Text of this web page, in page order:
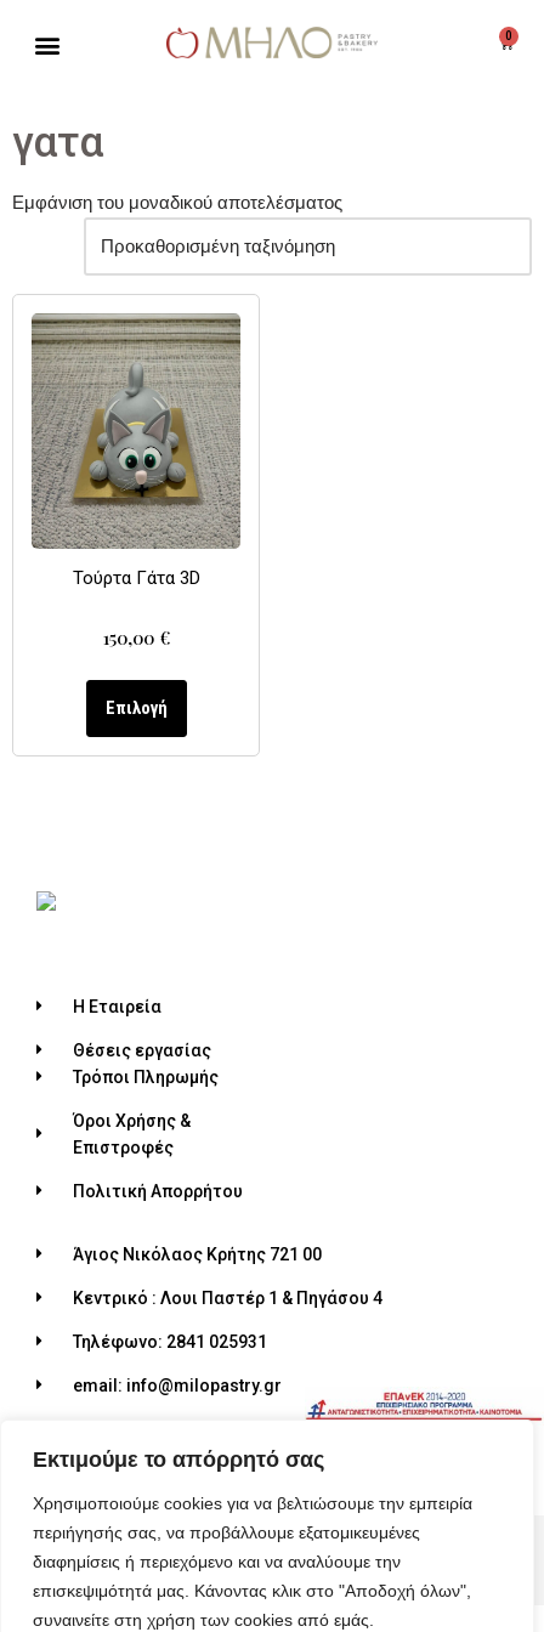
Εκτιμούμε το απόρρητό σας
Χρησιμοποιούμε cookies για να βελτιώσουμε την εμπειρία
περιήγησής σας, να προβάλλουμε εξατομικευμένες
διαφημίσεις ή περιεχόμενο και να αναλύουμε την
επισκεψιμότητά μας. Κάνοντας κλικ στο "Αποδοχή όλων",
συναινείτε στη χρήση των cookies από εμάς.
0
γατα
Εμφάνιση του μοναδικού αποτελέσματος
Τούρτα Γάτα 3D
150,00 €
Επιλογή
Η Εταιρεία
Θέσεις εργασίας
Τρόποι Πληρωμής
Όροι Χρήσης &
Επιστροφές
Πολιτική Απορρήτου
Άγιος Νικόλαος Κρήτης 721 00
Κεντρικό : Λουι Παστέρ 1 & Πηγάσου 4
Τηλέφωνο: 2841 025931
email: info@milopastry.gr
© 2026 ALL RIGHTS RESERVED​